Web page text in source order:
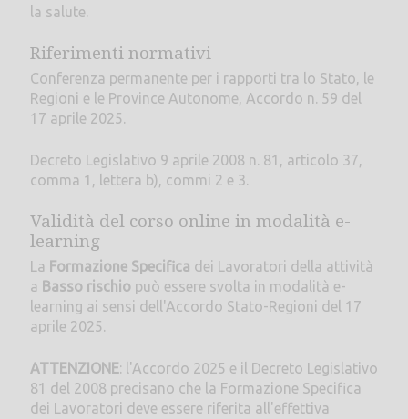
la salute.
Riferimenti normativi
Conferenza permanente per i rapporti tra lo Stato, le
Regioni e le Province Autonome, Accordo n. 59 del
17 aprile 2025.
Decreto Legislativo 9 aprile 2008 n. 81, articolo 37,
comma 1, lettera b), commi 2 e 3.
Validità del corso online in modalità e-
learning
La Formazione Specifica dei Lavoratori della attività
a Basso rischiopuò essere svolta in modalità e-
learning ai sensi dell'Accordo Stato-Regioni del 17
aprile 2025.
ATTENZIONE: l'Accordo 2025 e il Decreto Legislativo
81 del 2008 precisano che la Formazione Specifica
dei Lavoratori deve essere riferita all'effettiva